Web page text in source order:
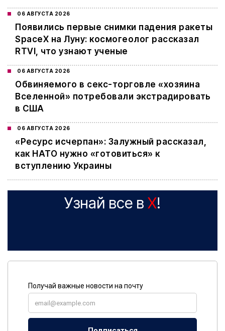
06 АВГУСТА 2026
Появились первые снимки падения ракеты
SpaceX на Луну: космогеолог рассказал
RTVI, что узнают ученые
06 АВГУСТА 2026
Обвиняемого в секс-торговле «хозяина
Вселенной» потребовали экстрадировать
в США
06 АВГУСТА 2026
«Ресурс исчерпан»: Залужный рассказал,
как НАТО нужно «готовиться» к
вступлению Украины
Узнай все в X!